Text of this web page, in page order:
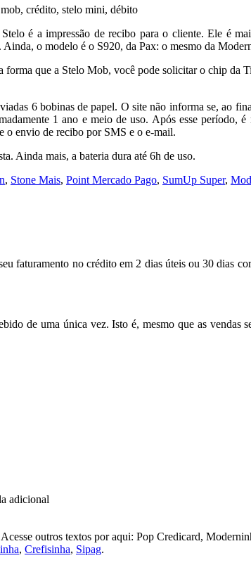
é a impressão de recibo para o cliente. Ele é
o modelo é o S920, da Pax: o mesmo da
que a Stelo Mob, você pode solicitar o chip
6 bobinas de papel. O site não informa se, ao
1 ano e meio de uso. Após esse período,
o envio de recibo por SMS e o e-mail.
Ainda mais, a bateria dura até 6h de uso.
, Stone Mais, Point Mercado Pago, SumUp Super,
faturamento no crédito em 2 dias úteis ou 30 dias
de uma única vez. Isto é, mesmo que as vendas
adicional
outros textos por aqui: Pop Credicard,
, Crefisinha, Sipag.